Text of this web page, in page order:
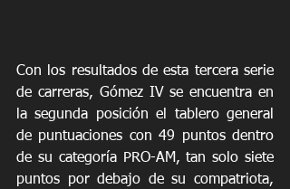
Con los resultados de esta tercera serie
de carreras, Gómez IV se encuentra en
la segunda posición el tablero general
de puntuaciones con 49 puntos dentro
de su categoría PRO-AM, tan solo siete
puntos por debajo de su compatriota,